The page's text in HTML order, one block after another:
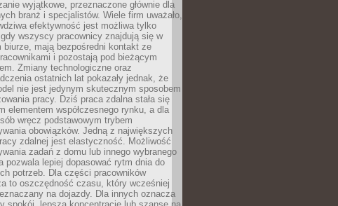
wyjątkowe, przeznaczone głównie dla
branż i specjalistów. Wiele firm uważało,
efektywność jest możliwa tylko
wszyscy pracownicy znajdują się w
biurze, mają bezpośredni kontakt ze
i pozostają pod bieżącym
Zmiany technologiczne oraz
ostatnich lat pokazały jednak, że
nie jest jedynym skutecznym sposobem
pracy. Dziś praca zdalna stała się
elementem współczesnego rynku, a dla
wręcz podstawowym trybem
obowiązków. Jedną z największych
zdalnej jest elastyczność. Możliwość
zadań z domu lub innego wybranego
pozwala lepiej dopasować rytm dnia do
potrzeb. Dla części pracowników
to oszczędność czasu, który wcześniej
na dojazdy. Dla innych oznacza